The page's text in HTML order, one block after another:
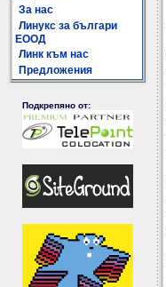
За нас
Линукс за българи
ЕООД
Линк към нас
Предложения
Подкрепяно от: